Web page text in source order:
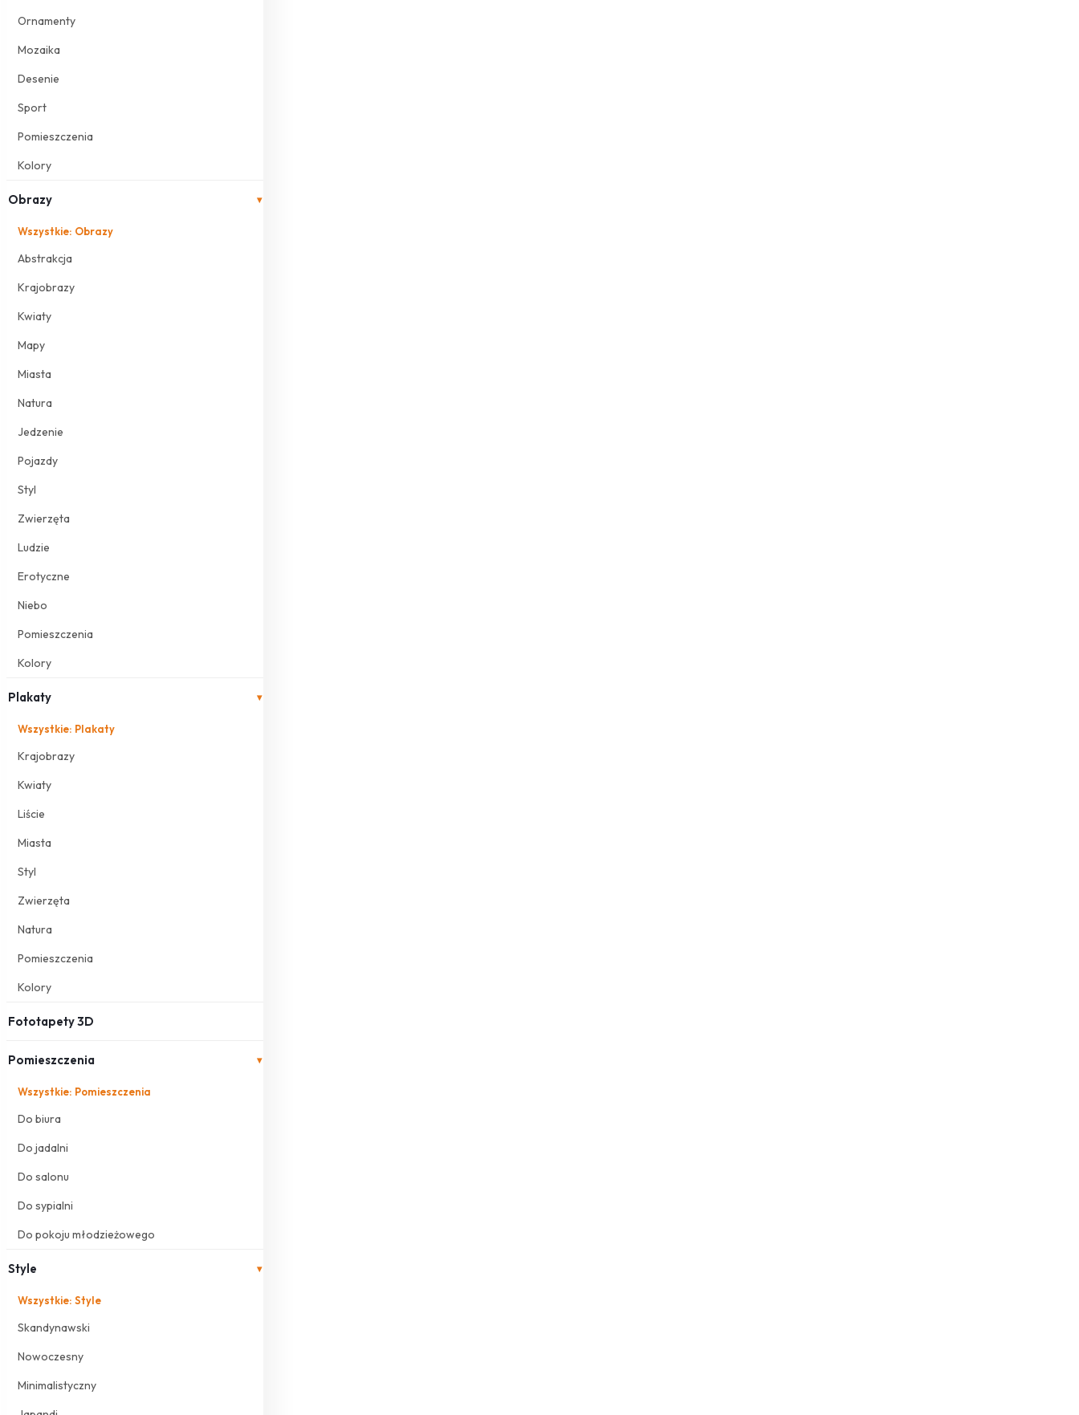
Ornamenty
Mozaika
Desenie
Sport
Pomieszczenia
Kolory
Obrazy ▾
Wszystkie: Obrazy
Abstrakcja
Krajobrazy
Kwiaty
Mapy
Miasta
Natura
Jedzenie
Pojazdy
Styl
Zwierzęta
Ludzie
Erotyczne
Niebo
Pomieszczenia
Kolory
Plakaty ▾
Wszystkie: Plakaty
Krajobrazy
Kwiaty
Liście
Miasta
Styl
Zwierzęta
Natura
Pomieszczenia
Kolory
Fototapety 3D
Pomieszczenia ▾
Wszystkie: Pomieszczenia
Do biura
Do jadalni
Do salonu
Do sypialni
Do pokoju młodzieżowego
Style ▾
Wszystkie: Style
Skandynawski
Nowoczesny
Minimalistyczny